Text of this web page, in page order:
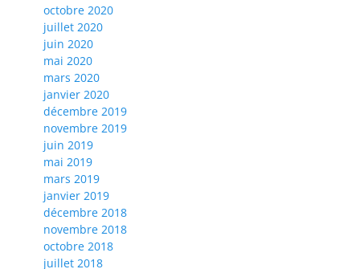
octobre 2020
juillet 2020
juin 2020
mai 2020
mars 2020
janvier 2020
décembre 2019
novembre 2019
juin 2019
mai 2019
mars 2019
janvier 2019
décembre 2018
novembre 2018
octobre 2018
juillet 2018